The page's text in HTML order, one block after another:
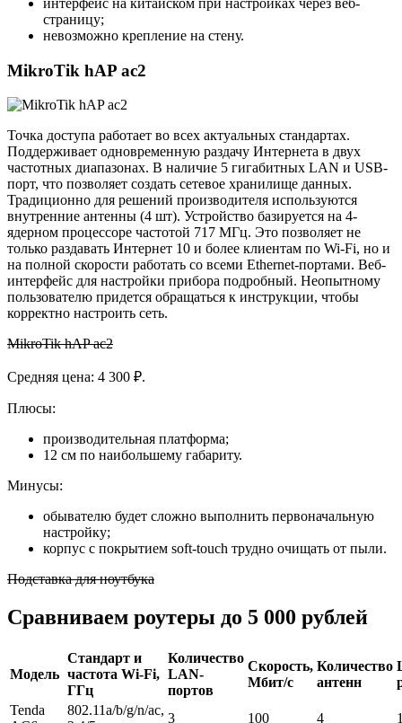
интерфейс на китайском при настройках через веб-
страницу;
невозможно крепление на стену.
MikroTik hAP ac2
Точка доступа работает во всех актуальных стандартах.
Поддерживает одновременную раздачу Интернета в двух
частотных диапазонах. В наличие 5 гигабитных LAN и USB-
порт, что позволяет создать сетевое хранилище данных.
Традиционно для решений производителя используются
внутренние антенны (4 шт). Устройство базируется на 4-
ядерном процессоре частотой 717 МГц. Это позволяет не
только раздавать Интернет 10 и более клиентам по Wi-Fi, но и
на полной скорости работать со всеми Ethernet-портами. Веб-
интерфейс для настройки прибора подробный. Неопытному
пользователю придется обращаться к инструкции, чтобы
корректно настроить сеть.
MikroTik hAP ac2
Средняя цена: 4 300 ₽.
Плюсы:
производительная платформа;
12 см по наибольшему габариту.
Минусы:
обывателю будет сложно выполнить первоначальную
настройку;
корпус с покрытием soft-touch трудно очищать от пыли.
Подставка для ноутбука
Сравниваем роутеры до 5 000 рублей
Модель
Стандарт и
частота Wi-Fi,
ГГц
Количество
LAN-
портов
Скорость,
Мбит/с
Количество
антенн
Tenda
802.11a/b/g/n/ac,
3 100 4